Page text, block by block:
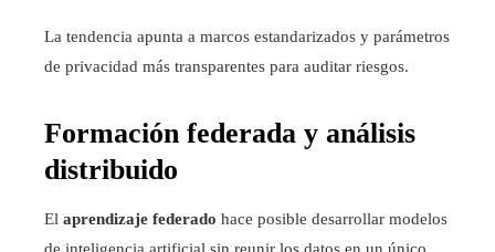
La tendencia apunta a marcos estandarizados y parámetros
de privacidad más transparentes para auditar riesgos.
Formación federada y análisis
distribuido
El aprendizaje federado hace posible desarrollar modelos